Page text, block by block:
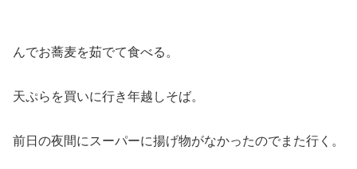
んでお蕎麦を茹でて食べる。
天ぷらを買いに行き年越しそば。
前日の夜間にスーパーに揚げ物がなかったのでまた行く。